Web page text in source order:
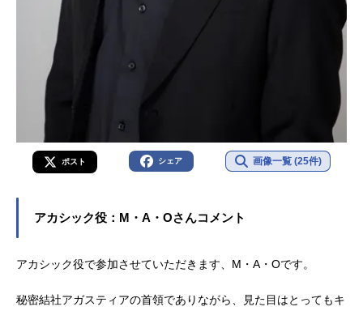
ポスト シェア 画像一覧 (25件)
アカシック役：M・A・Oさんコメント
アカシック役で参加させていただきます、M・A・Oです。
秘密結社アガスティアの首領でありながら、見た目はとってもキ